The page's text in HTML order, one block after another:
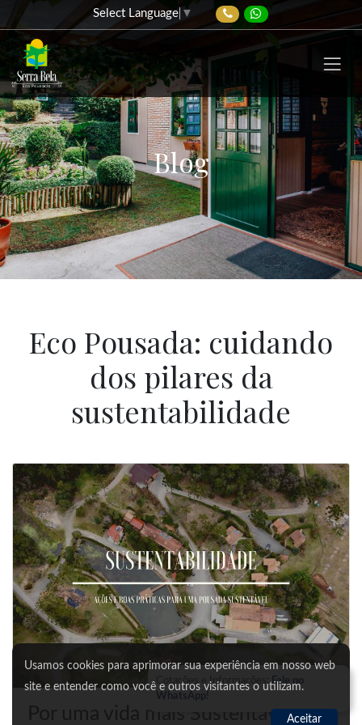
Select Language ▼
Blog
Eco Pousada: cuidando
dos pilares da
sustentabilidade
Por uma vida mais Sustentável:
Usamos cookies para aprimorar sua experiência em nosso web
site e entender como você e outros visitantes o utilizam.
Aceitar
Cotações e Informações: Fale no
WhatsApp!